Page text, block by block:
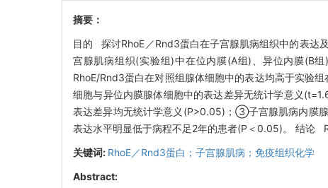
摘要：
目的 探讨RhoE／Rnd3蛋白在子宫腺肌病组织中的表达
宫腺肌病组织(实验组)中在位内膜(A组)、异位内膜(B
RhoE/Rnd3蛋白在对照组腺体细胞中的表达均高于实验
细胞与异位内膜腺体细胞中的表达差异无统计学意义
表达差异均无统计学意义(P>0.05)；③子宫腺肌病内膜
表达水平明显低于病程不足2年的患者(P＜0.05)。 结论
关键词: RhoE／Rnd3蛋白；子宫腺肌病；免疫组织化学
Abstract: